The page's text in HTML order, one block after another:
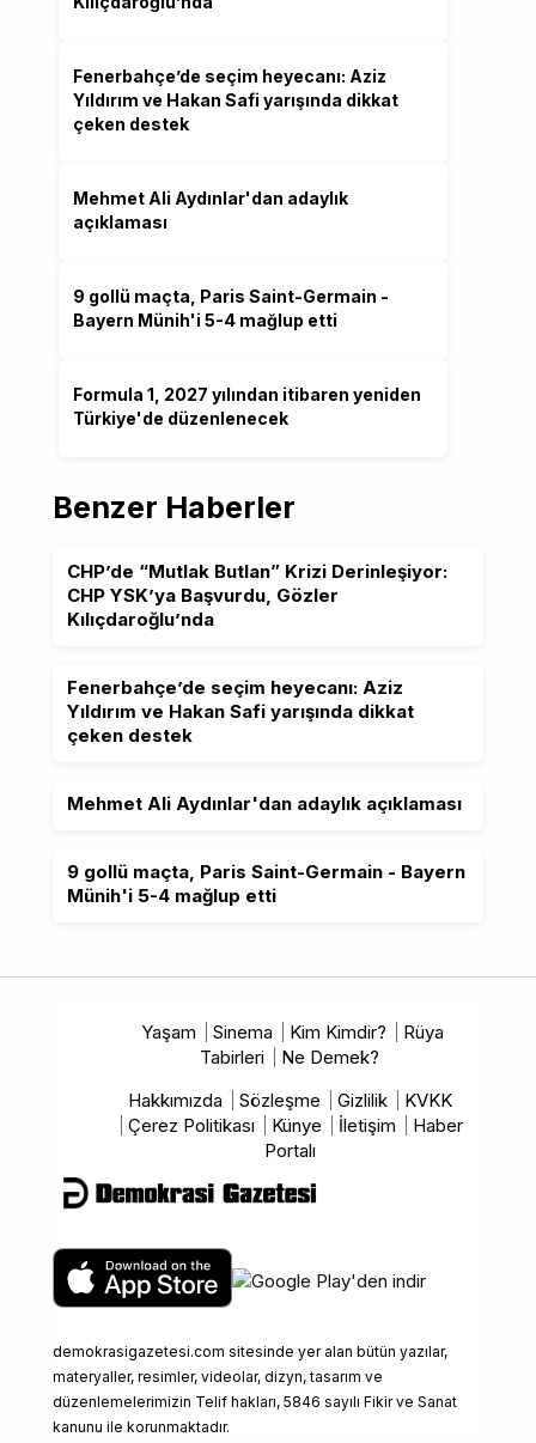
Fenerbahçe’de seçim heyecanı: Aziz
Yıldırım ve Hakan Safi yarışında dikkat
çeken destek
Mehmet Ali Aydınlar'dan adaylık
açıklaması
9 gollü maçta, Paris Saint-Germain -
Bayern Münih'i 5-4 mağlup etti
Formula 1, 2027 yılından itibaren yeniden
Türkiye'de düzenlenecek
Benzer Haberler
CHP’de “Mutlak Butlan” Krizi Derinleşiyor:
CHP YSK’ya Başvurdu, Gözler
Kılıçdaroğlu’nda
Fenerbahçe’de seçim heyecanı: Aziz
Yıldırım ve Hakan Safi yarışında dikkat
çeken destek
Mehmet Ali Aydınlar'dan adaylık açıklaması
9 gollü maçta, Paris Saint-Germain - Bayern
Münih'i 5-4 mağlup etti
Yaşam Sinema Kim Kimdir?
Rüya
Tabirleri
Ne Demek?
Hakkımızda
Sözleşme Gizlilik
KVKK
Çerez Politikası
Künye İletişim
Haber
Portalı
demokrasigazetesi.com sitesinde yer alan bütün yazılar,
materyaller, resimler, videolar, dizyn, tasarım ve
düzenlemelerimizin Telif hakları, 5846 sayılı Fikir ve Sanat
kanunu ile korunmaktadır.